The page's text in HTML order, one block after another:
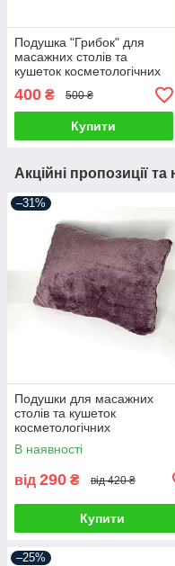
Подушка "Грибок" для
масажних столів та
кушеток косметологічних
400 ₴ 500 ₴
Купити
Акційні пропозиції
–31%
Подушки для масажних
столів та кушеток
косметологічних
В наявності
від 290 ₴ від 420 ₴
Купити
–25%